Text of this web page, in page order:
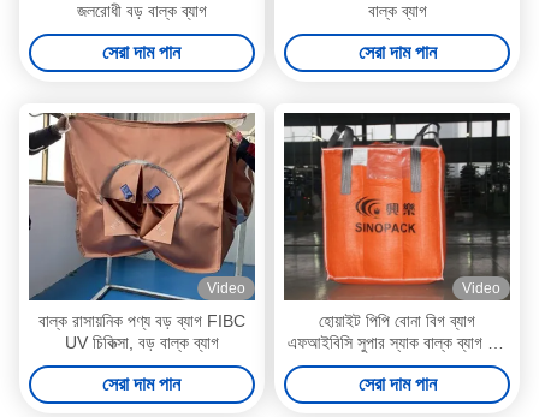
জলরোধী বড় বাল্ক ব্যাগ
সেরা দাম পান
বাল্ক ব্যাগ
সেরা দাম পান
Video
বাল্ক রাসায়নিক পণ্য বড় ব্যাগ FIBC
UV চিকিত্সা, বড় বাল্ক ব্যাগ
সেরা দাম পান
Video
হোয়াইট পিপি বোনা বিগ ব্যাগ
এফআইবিসি সুপার স্যাক বাল্ক ব্যাগ 35
'' এক্স 35 '' এক্স 47 ''
সেরা দাম পান